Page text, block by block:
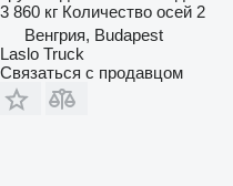
3 860 кг Количество осей 2
Венгрия, Budapest
Laslo Truck
Связаться с продавцом